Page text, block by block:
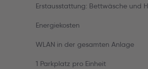
Erstausstattung: Bettwäsche und
Energiekosten
WLAN in der gesamten Anlage
1 Parkplatz pro Einheit